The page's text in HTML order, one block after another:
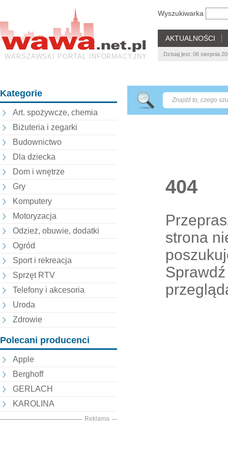
WARSZAWSKI PORTAL INFORMACYJNY
Wyszukiwarka
AKTUALNOŚCI
Dzisiaj jest: 06 sierpnia
Kategorie
Art. spożywcze, chemia
Biżuteria i zegarki
Budownictwo
Dla dziecka
Dom i wnętrze
Gry
Komputery
Motoryzacja
Odzież, obuwie, dodatki
Ogród
Sport i rekreacja
Sprzęt RTV
Telefony i akcesoria
Uroda
Zdrowie
Polecani producenci
Apple
Berghoff
GERLACH
KAROLINA
Reklama
404
strona